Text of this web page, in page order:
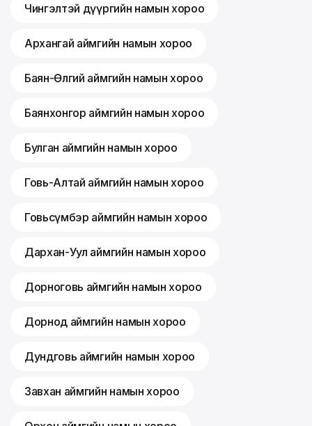
Чингэлтэй дүүргийн намын хороо
Архангай аймгийн намын хороо
Баян-Өлгий аймгийн намын хороо
Баянхонгор аймгийн намын хороо
Булган аймгийн намын хороо
Говь-Алтай аймгийн намын хороо
Говьсүмбэр аймгийн намын хороо
Дархан-Уул аймгийн намын хороо
Дорноговь аймгийн намын хороо
Дорнод аймгийн намын хороо
Дундговь аймгийн намын хороо
Завхан аймгийн намын хороо